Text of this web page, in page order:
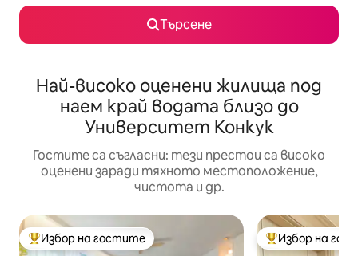
Търсене
Най-високо оценени жилища под
наем край водата близо до
Университет Конкук
Гостите са съгласни: тези престои са високо
оценени заради тяхното местоположение,
чистота и др.
Най-популярен избор на гостите
Избор на гостите Най-популярен
Избор на